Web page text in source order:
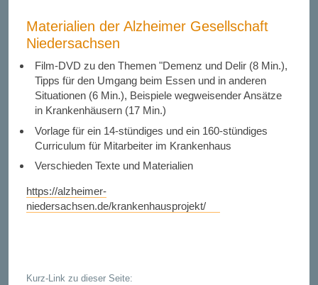
Materialien der Alzheimer Gesellschaft
Niedersachsen
Film-DVD zu den Themen "Demenz und Delir (8 Min.),
Tipps für den Umgang beim Essen und in anderen
Situationen (6 Min.), Beispiele wegweisender Ansätze
in Krankenhäusern (17 Min.)
Vorlage für ein 14-stündiges und ein 160-stündiges
Curriculum für Mitarbeiter im Krankenhaus
Verschieden Texte und Materialien
https://alzheimer-
niedersachsen.de/krankenhausprojekt/
Kurz-Link zu dieser Seite: